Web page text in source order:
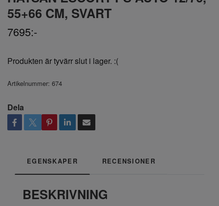
55+66 CM, SVART
7695:-
Produkten är tyvärr slut i lager. :(
Artikelnummer: 674
Dela
EGENSKAPER RECENSIONER
BESKRIVNING